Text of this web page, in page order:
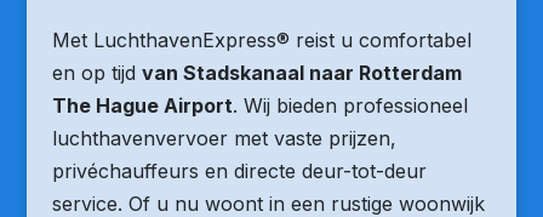
Met LuchthavenExpress® reist u comfortabel
en op tijd van Stadskanaal naar Rotterdam
The Hague Airport. Wij bieden professioneel
luchthavenvervoer met vaste prijzen,
privéchauffeurs en directe deur-tot-deur
service. Of u nu woont in een rustige woonwijk